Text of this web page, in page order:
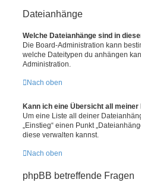
Dateianhänge
Welche Dateianhänge sind in
Die Board-Administration kann
welche Dateitypen du anhängen
Administration.
Nach oben
Kann ich eine Übersicht all
Um eine Liste all deiner
„Einstieg“ einen Punkt
diese verwalten kannst.
Nach oben
phpBB betreffende Fragen